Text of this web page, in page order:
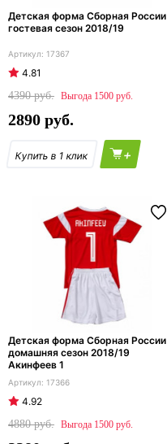
Детская форма Сборная России
гостевая сезон 2018/19
17367
4.81
4390
1500
2890
+
Детская форма Сборная России
домашняя сезон 2018/19
Акинфеев 1
17366
4.92
4880
1500